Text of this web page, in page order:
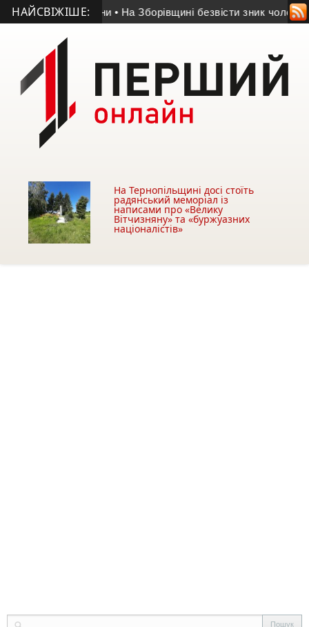
НАЙСВІЖІШЕ:
з Козівщини • На Зборівщині безвісти зник чоловік із
На Тернопільщині досі стоїть
радянський меморіал із
написами про «Велику
Вітчизняну» та «буржуазних
націоналістів»